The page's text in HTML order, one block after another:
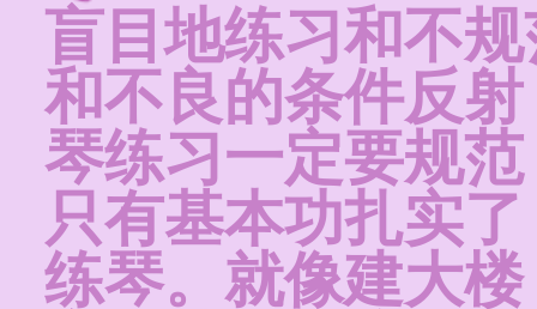
盲目地练习和不
和不良的条件反
琴练习一定要规
只有基本功扎实
练琴。就像建大